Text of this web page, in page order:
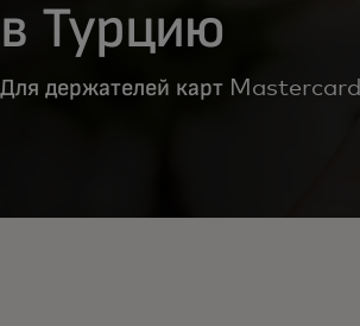
в Турцию
Для держателей карт Mastercard